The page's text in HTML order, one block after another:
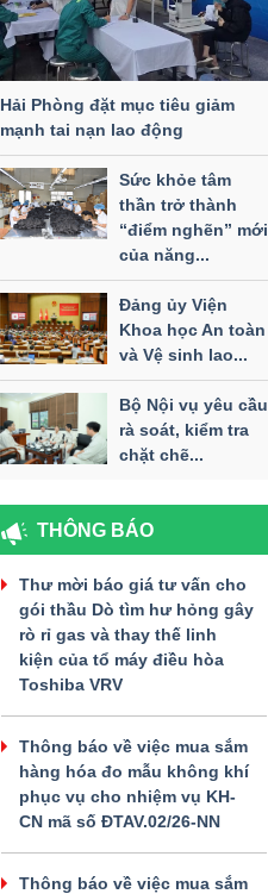
Hải Phòng đặt mục tiêu giảm
mạnh tai nạn lao động
Sức khỏe tâm
thần trở thành
“điểm nghẽn” mới
của năng...
Đảng ủy Viện
Khoa học An toàn
và Vệ sinh lao...
Bộ Nội vụ yêu cầu
rà soát, kiểm tra
chặt chẽ...
THÔNG BÁO
Thư mời báo giá tư vấn cho
gói thầu Dò tìm hư hỏng gây
rò rỉ gas và thay thế linh
kiện của tổ máy điều hòa
Toshiba VRV
Thông báo về việc mua sắm
hàng hóa đo mẫu không khí
phục vụ cho nhiệm vụ KH-
CN mã số ĐTAV.02/26-NN
Thông báo về việc mua sắm